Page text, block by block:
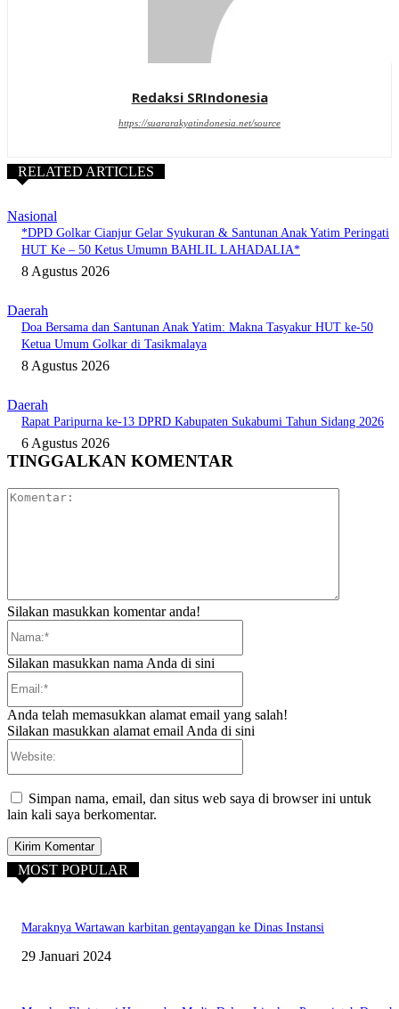
Redaksi SRIndonesia
https://suararakyatindonesia.net/source
RELATED ARTICLES
Nasional
*DPD Golkar Cianjur Gelar Syukuran & Santunan Anak Yatim Peringati
HUT Ke – 50 Ketus Umumn BAHLIL LAHADALIA*
8 Agustus 2026
Daerah
Doa Bersama dan Santunan Anak Yatim: Makna Tasyakur HUT ke-50
Ketua Umum Golkar di Tasikmalaya
8 Agustus 2026
Daerah
Rapat Paripurna ke-13 DPRD Kabupaten Sukabumi Tahun Sidang 2026
6 Agustus 2026
TINGGALKAN KOMENTAR
Silakan masukkan komentar anda!
Silakan masukkan nama Anda di sini
Anda telah memasukkan alamat email yang salah!
Silakan masukkan alamat email Anda di sini
Simpan nama, email, dan situs web saya di browser ini untuk
lain kali saya berkomentar.
MOST POPULAR
Maraknya Wartawan karbitan gentayangan ke Dinas Instansi
29 Januari 2024